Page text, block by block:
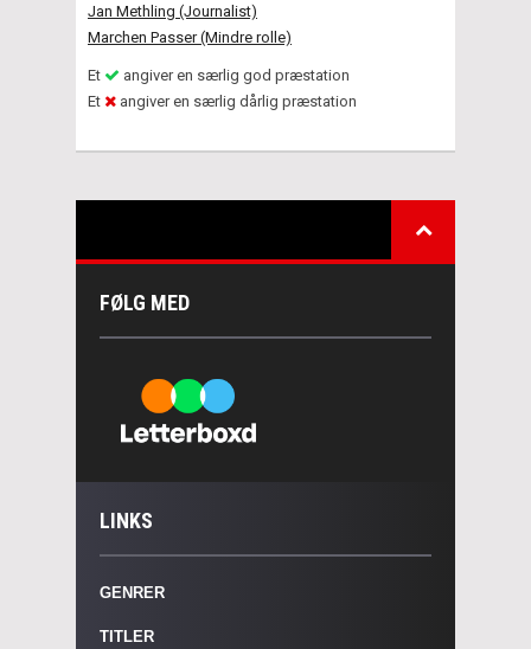
Jan Methling (Journalist)
Marchen Passer (Mindre rolle)
Et
angiver en særlig god præstation
Et
angiver en særlig dårlig præstation
FØLG MED
LINKS
GENRER
TITLER